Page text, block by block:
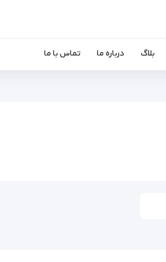
بلاگ درباره ما تماس با ما